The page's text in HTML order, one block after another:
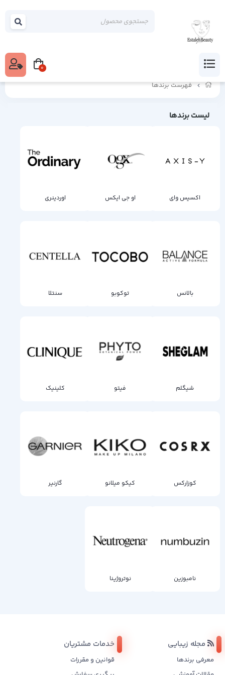
فهرست برندها
لیست برندها
اکسیس وای او جی ایکس اوردینری
بالانس توکوبو سنتلا
شیگلم فیتو کلینیک
کوزارکس کیکو میلانو گارنیر
نامبوزین نوتروژینا
مجله زیبایی
معرفی برندها
خدمات مشتریان
قوانین و مقررات
0